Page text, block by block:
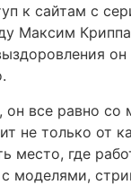
к сайтам с
Максим
все равно
не только от
где
с моделями,